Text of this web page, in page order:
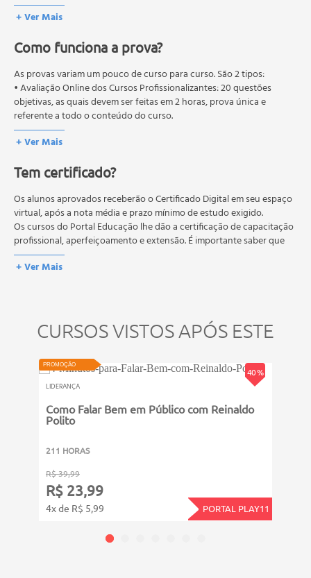
+ Ver Mais
Como funciona a prova?
As provas variam um pouco de curso para curso. São 2 tipos:
• Avaliação Online dos Cursos Profissionalizantes: 20 questões
objetivas, as quais devem ser feitas em 2 horas, prova única e
referente a todo o conteúdo do curso.
• Avaliação Online dos Cursos Livres: 10 questões objetivas, as quais
devem ser feitas em 1 hora, prova única e referente a todo o
Os estudos, atividades e avaliações devem ser feitos dentro do
A média final deve ser igual ou superior a 60%para a conclusão e
recebimento do certificado digital do curso. Em caso de reprovação,
o aluno poderá realizar novamente a prova dentro do período do
curso quantas vezes desejar. Os cursos gratuitos não possuem nova
prova, atividades reflexivas e descritivas.
+ Ver Mais
Tem certificado?
Os alunos aprovados receberão o Certificado Digital em seu espaço
virtual, após a nota média e prazo mínimo de estudo exigido.
Os cursos do Portal Educação lhe dão a certificação de capacitação
profissional, aperfeiçoamento e extensão. É importante saber que
esses títulos não se equivalem às certificações de cursos técnicos ou
de formação escolar, e não dão o direito de assumir
+ Ver Mais
CURSOS VISTOS APÓS ESTE
40 %
PROMOÇÃO
LIDERANÇA
Como Falar Bem em Público com Reinaldo
Polito
211 HORAS
R$ 39,99
R$ 23,99
4x de R$ 5,99 PORTAL PLAY11